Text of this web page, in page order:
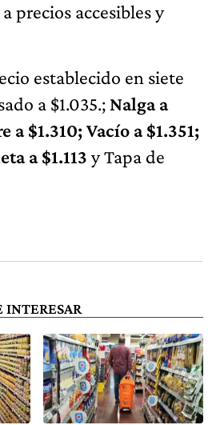
precios accesibles y
establecido en siete
a $1.035.; Nalga a
a $1.310; Vacío a $1.351;
a $1.113 y Tapa de
INTERESAR